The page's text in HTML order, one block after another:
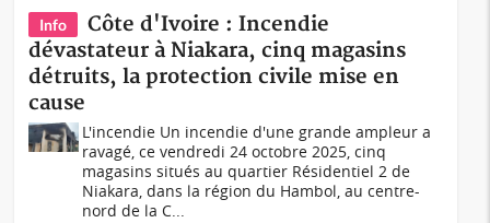
Info
Côte d'Ivoire : Incendie
dévastateur à Niakara, cinq magasins
détruits, la protection civile mise en
cause
L'incendie Un incendie d'une grande ampleur a
ravagé, ce vendredi 24 octobre 2025, cinq
magasins situés au quartier Résidentiel 2 de
Niakara, dans la région du Hambol, au centre-
nord de la C...